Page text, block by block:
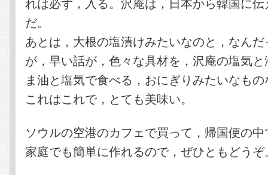
だ。
あとは，大根の塩漬けみたいなのと，なん
が，早い話が，色々な具材を，沢庵の塩気
ま油と塩気で食べる，おにぎりみたいなも
これはこれで，とても美味い。
ソウルの空港のカフェで買って，帰国便の
家庭でも簡単に作れるので，ぜひともどうぞ